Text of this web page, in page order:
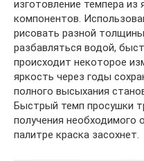
изготовление темпера из
компонентов.
рисовать разной
разбавляться водой,
происходит некоторое
яркость через годы
полного высыхания
Быстрый темп просушки
получения необходимого
палитре краска засохнет.